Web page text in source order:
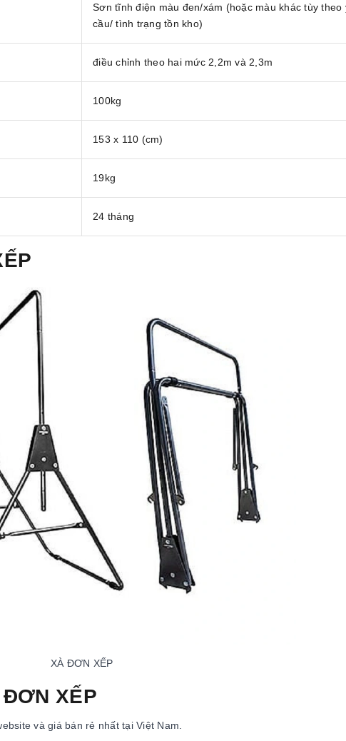
Sơn tĩnh điện màu đen/xám (hoặc màu khác tùy theo
cầu/ tình trạng tồn kho)
điều chỉnh theo hai mức 2,2m và 2,3m
100kg
153 x 110 (cm)
19kg
24 tháng
XÀ ĐƠN XẾP
XẾP
và giá bán rẻ nhất tại Việt Nam.